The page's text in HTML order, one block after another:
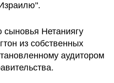
сыновья Нетаниягу
из собственных
аудитором